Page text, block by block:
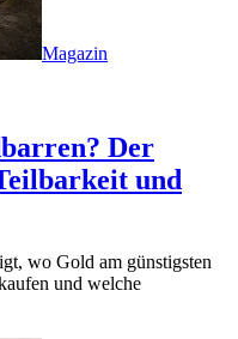
Magazin
Der
und
wo Gold am günstigsten
und welche